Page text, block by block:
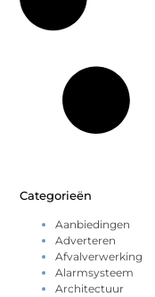
Categorieën
Aanbiedingen
Adverteren
Afvalverwerking
Alarmsysteem
Architectuur